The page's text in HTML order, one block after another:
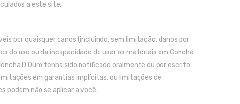
a este site.
​​por quaisquer danos (incluindo, sem limitação, danos por
do uso ou da incapacidade de usar os materiais em Concha
D’Ouro tenha sido notificado oralmente ou por escrito
em garantias implícitas, ou limitações de
podem não se aplicar a você.